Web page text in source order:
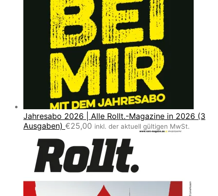
Jahresabo 2026 | Alle Rollt.-Magazine in 2026 (3
Ausgaben) €25,00 inkl. der aktuell gültigen MwSt.